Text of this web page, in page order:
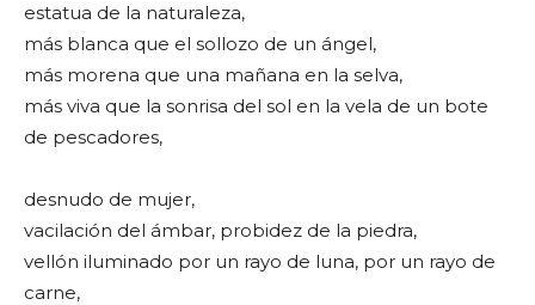
estatua de la naturaleza,
más blanca que el sollozo de un ángel,
más morena que una mañana en la selva,
más viva que la sonrisa del sol en la vela de un bote
de pescadores,
desnudo de mujer,
vacilación del ámbar, probidez de la piedra,
vellón iluminado por un rayo de luna, por un rayo de
carne,